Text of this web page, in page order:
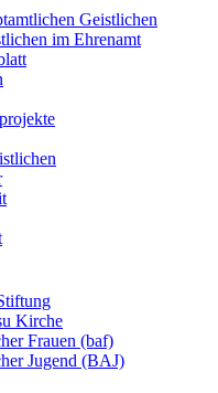
Geistlichen
im Ehrenamt
Kirche
Frauen (baf)
Jugend (BAJ)